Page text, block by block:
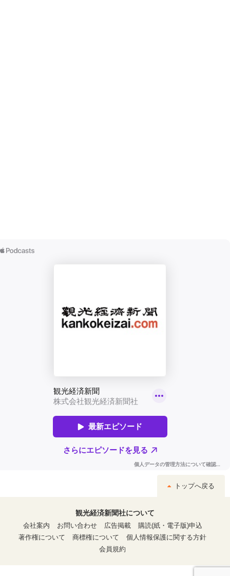
トップへ戻る
観光経済新聞社について
会社案内
お問い合わせ 広告掲載
購読(紙・電子版)申込
著作権について
商標権について
個人情報保護に関する方針
会員規約